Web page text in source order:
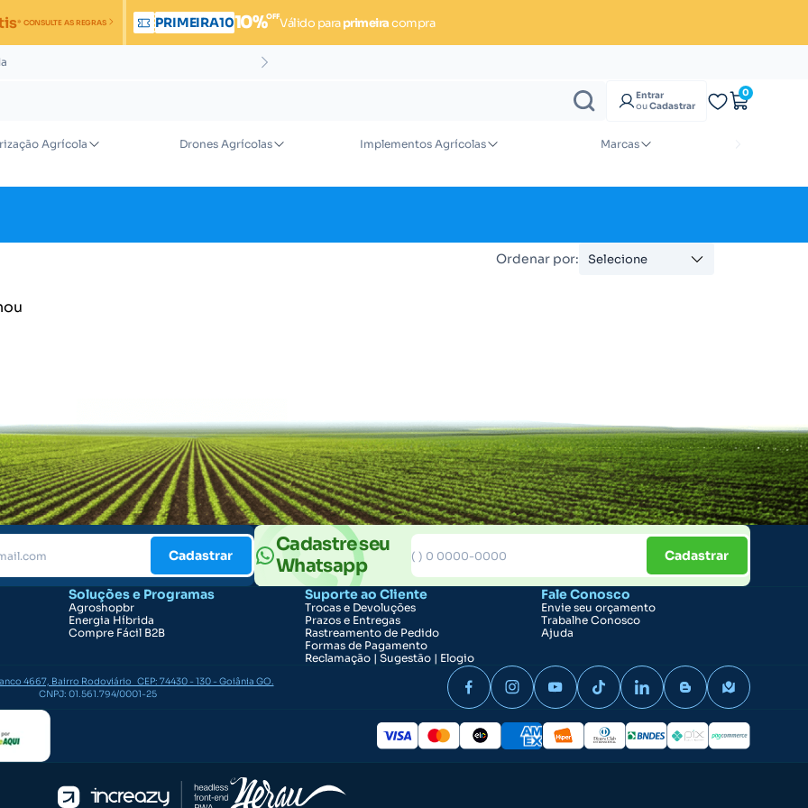
* CONSULTE AS REGRAS PRIMEIRA1010%OFFVálido paraprimeiracompra
Entrar
ouCadastrar
0
Agrícola Drones Agrícolas Implementos Agrícolas Marcas
Ordenar por: Selecione
Cadastrar
Cadastre seu
Whatsapp
Cadastrar
Soluções e Programas
Agroshopbr
Energia Híbrida
Compre Fácil B2B
Suporte ao Cliente
Trocas e Devoluções
Prazos e Entregas
Rastreamento de Pedido
Formas de Pagamento
Reclamação | Sugestão | Elogio
Fale Conosco
Envie seu orçamento
Trabalhe Conosco
Ajuda
4667, Bairro Rodoviário CEP: 74430 - 130 - Goiânia GO.
CNPJ: 01.561.794/0001-25